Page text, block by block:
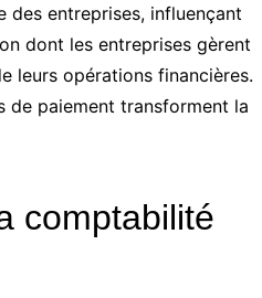
entreprises, influençant
dont les entreprises gèrent
leurs opérations financières.
de paiement transforment la
comptabilité